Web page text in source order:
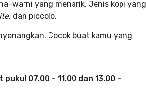
warni yang menarik. Jenis kopi yang
, dan piccolo.
Cocok buat kamu yang
pukul 07.00 – 11.00 dan 13.00 –